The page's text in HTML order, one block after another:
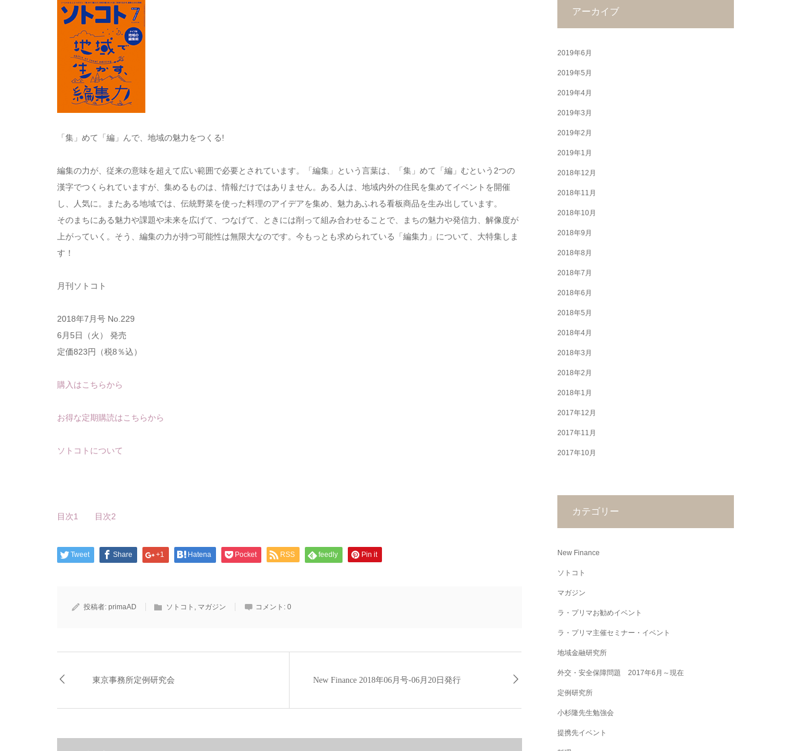
「集」めて「編」んで、地域の魅力をつくる!
編集の力が、従来の意味を超えて広い範囲で必要とされています。「編集」という言葉は、「集」めて「編」むという2つの
漢字でつくられていますが、集めるものは、情報だけではありません。ある人は、地域内外の住民を集めてイベントを開催
し、人気に。またある地域では、伝統野菜を使った料理のアイデアを集め、魅力あふれる看板商品を生み出しています。
そのまちにある魅力や課題や未来を広げて、つなげて、ときには削って組み合わせることで、まちの魅力や発信力、解像度が
上がっていく。そう、編集の力が持つ可能性は無限大なのです。今もっとも求められている「編集力」について、大特集しま
す！
月刊ソトコト
2018年7月号 No.229
6月5日（火） 発売
定価823円（税8％込）
購入はこちらから
お得な定期購読はこちらから
ソトコトについて
目次1 目次2
Tweet Share +1 Hatena Pocket RSS feedly Pin it
投稿者: primaAD ソトコト , マガジン コメント: 0
東京事務所定例研究会 New Finance 2018年06月号-06月20日発行
アーカイブ
2019年6月
2019年5月
2019年4月
2019年3月
2019年2月
2019年1月
2018年12月
2018年11月
2018年10月
2018年9月
2018年8月
2018年7月
2018年6月
2018年5月
2018年4月
2018年3月
2018年2月
2018年1月
2017年12月
2017年11月
2017年10月
カテゴリー
New Finance
ソトコト
マガジン
ラ・プリマお勧めイベント
ラ・プリマ主催セミナー・イベント
地域金融研究所
外交・安全保障問題 2017年6月～現在
定例研究所
小杉隆先生勉強会
提携先イベント